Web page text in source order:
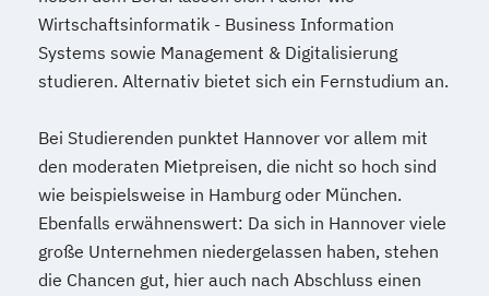
Wirtschaftsinformatik - Business Information
Systems sowie Management & Digitalisierung
studieren. Alternativ bietet sich ein Fernstudium an.
Bei Studierenden punktet Hannover vor allem mit
den moderaten Mietpreisen, die nicht so hoch sind
wie beispielsweise in Hamburg oder München.
Ebenfalls erwähnenswert: Da sich in Hannover viele
große Unternehmen niedergelassen haben, stehen
die Chancen gut, hier auch nach Abschluss einen